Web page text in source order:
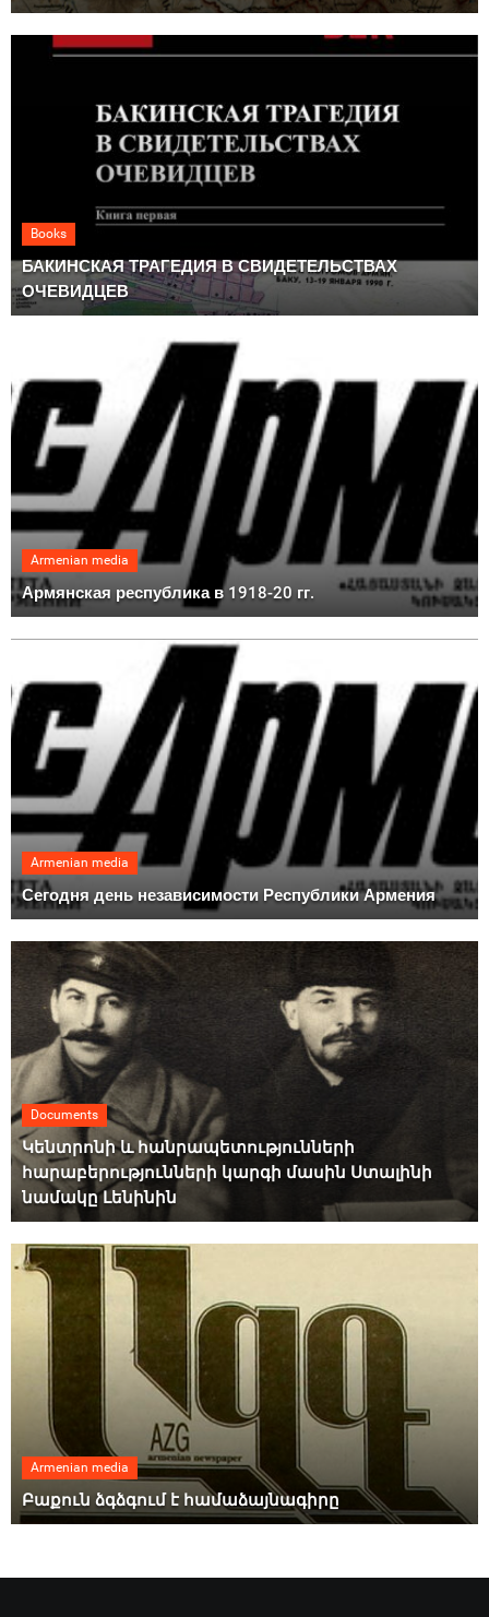
Books
БАКИНСКАЯ ТРАГЕДИЯ В СВИДЕТЕЛЬСТВАХ
ОЧЕВИДЦЕВ
Armenian media
Армянская республика в 1918-20 гг.
Armenian media
Сегодня день независимости Республики Армения
Documents
Կենտրոնի և հանրապետությունների
հարաբերությունների կարգի մասին Ստալինի
նամակը Լենինին
Armenian media
Բաքուն ձգձգում է համաձայնագիրը